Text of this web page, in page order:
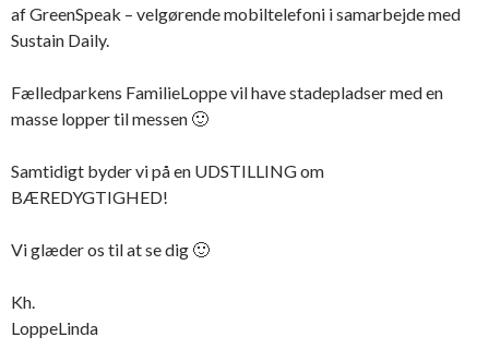
af GreenSpeak – velgørende mobiltelefoni i samarbejde med
Sustain Daily.
Fælledparkens FamilieLoppe vil have stadepladser med en
masse lopper til messen 🙂
Samtidigt byder vi på en UDSTILLING om
BÆREDYGTIGHED!
Vi glæder os til at se dig 🙂
Kh.
LoppeLinda